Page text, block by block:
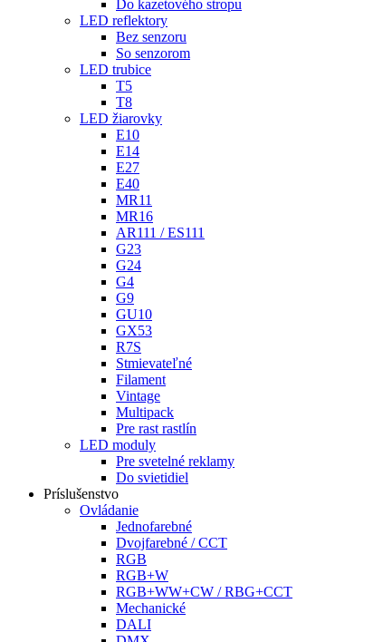
Do kazetového stropu
LED reflektory
Bez senzoru
So senzorom
LED trubice
T5
T8
LED žiarovky
E10
E14
E27
E40
MR11
MR16
AR111 / ES111
G23
G24
G4
G9
GU10
GX53
R7S
Stmievateľné
Filament
Vintage
Multipack
Pre rast rastlín
LED moduly
Pre svetelné reklamy
Do svietidiel
Príslušenstvo
Ovládanie
Jednofarebné
Dvojfarebné / CCT
RGB
RGB+W
RGB+WW+CW / RBG+CCT
Mechanické
DALI